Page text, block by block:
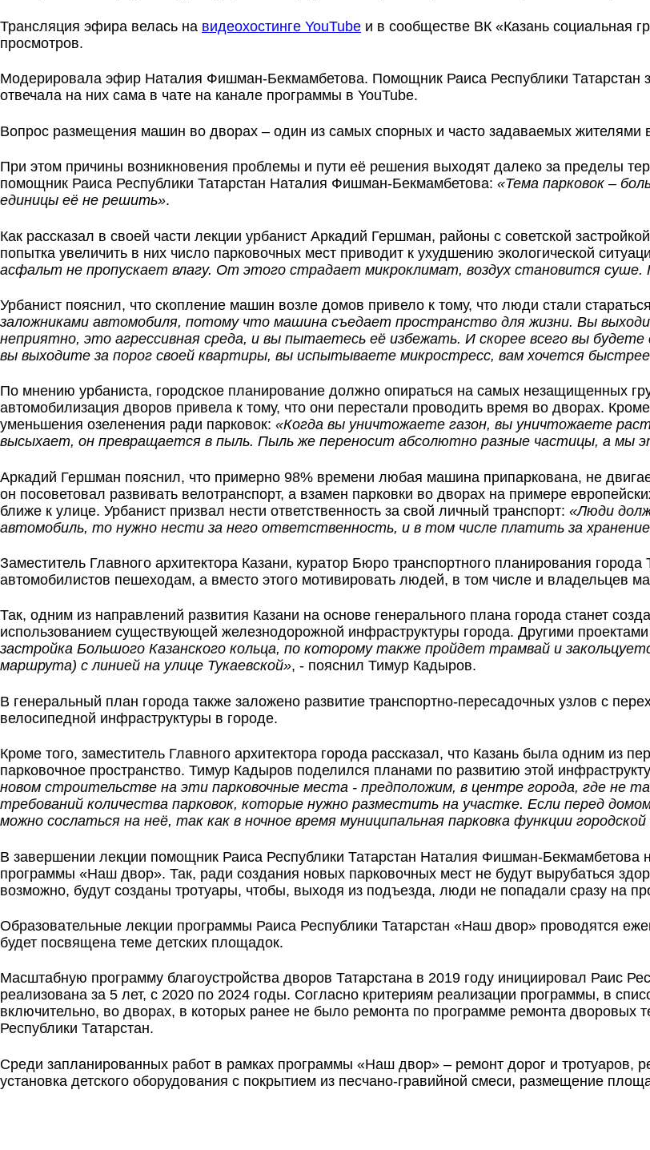
Трансляция эфира велась на видеохостинге YouTube и в сообществе ВК «Казань социальная
просмотров.
Модерировала эфир Наталия Фишман-Бекмамбетова. Помощник Раиса Республики Татарстан
отвечала на них сама в чате на канале программы в YouTube.
Вопрос размещения машин во дворах – один из самых спорных и часто задаваемых
При этом причины возникновения проблемы и пути её решения выходят далеко за пределы
помощник Раиса Республики Татарстан Наталия Фишман-Бекмамбетова: «Тема парковок –
единицы её не решить».
Как рассказал в своей части лекции урбанист Аркадий Гершман, районы с советской
попытка увеличить в них число парковочных мест приводит к ухудшению экологической
асфальт не пропускает влагу. От этого страдает микроклимат, воздух становится
Урбанист пояснил, что скопление машин возле домов привело к тому, что люди стали
заложниками автомобиля, потому что машина съедает пространство для жизни. Вы
неприятно, это агрессивная среда, и вы пытаетесь её избежать. И скорее всего вы
вы выходите за порог своей квартиры, вы испытываете микростресс, вам хочется
По мнению урбаниста, городское планирование должно опираться на самых незащищенных
автомобилизация дворов привела к тому, что они перестали проводить время во дворах.
уменьшения озеленения ради парковок: «Когда вы уничтожаете газон, вы уничтожаете
высыхает, он превращается в пыль. Пыль же переносит абсолютно разные частицы, а мы
Аркадий Гершман пояснил, что примерно 98% времени любая машина припаркована, не
он посоветовал развивать велотранспорт, а взамен парковки во дворах на примере
ближе к улице. Урбанист призвал нести ответственность за свой личный транспорт: «Люди
автомобиль, то нужно нести за него ответственность, и в том числе платить за
Заместитель Главного архитектора Казани, куратор Бюро транспортного планирования
автомобилистов пешеходам, а вместо этого мотивировать людей, в том числе и владельцев
Так, одним из направлений развития Казани на основе генерального плана города станет
использованием существующей железнодорожной инфраструктуры города. Другими проектами
застройка Большого Казанского кольца, по которому также пройдет трамвай и
маршрута) с линией на улице Тукаевской», - пояснил Тимур Кадыров.
В генеральный план города также заложено развитие транспортно-пересадочных узлов с
велосипедной инфраструктуры в городе.
Кроме того, заместитель Главного архитектора города рассказал, что Казань была одним из
парковочное пространство. Тимур Кадыров поделился планами по развитию этой
новом строительстве на эти парковочные места - предположим, в центре города, где не
требований количества парковок, которые нужно разместить на участке. Если перед
можно сослаться на неё, так как в ночное время муниципальная парковка функции
В завершении лекции помощник Раиса Республики Татарстан Наталия Фишман-Бекмамбетова
программы «Наш двор». Так, ради создания новых парковочных мест не будут вырубаться
возможно, будут созданы тротуары, чтобы, выходя из подъезда, люди не попадали сразу на
Образовательные лекции программы Раиса Республики Татарстан «Наш двор» проводятся
будет посвящена теме детских площадок.
Масштабную программу благоустройства дворов Татарстана в 2019 году инициировал Раис
реализована за 5 лет, с 2020 по 2024 годы. Согласно критериям реализации программы, в
включительно, во дворах, в которых ранее не было ремонта по программе ремонта дворовых
Республики Татарстан.
Среди запланированных работ в рамках программы «Наш двор» – ремонт дорог и тротуаров,
установка детского оборудования с покрытием из песчано-гравийной смеси, размещение